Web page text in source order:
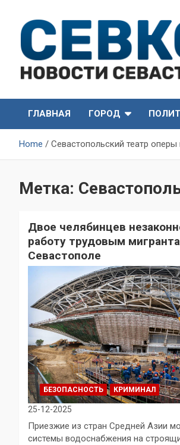
content
СевКор —
Севастополя
Севастополя
ГЛАВНАЯ
ГОРОД
Home Севастопольский театр оперы
Метка:
Двое челябинцев
работу трудовым
Севастополе
БЕЗОПАСНОСТЬ КРИМИНАЛ
25-12-2025
Приезжие из стран Средней Азии
системы водоснабжения на